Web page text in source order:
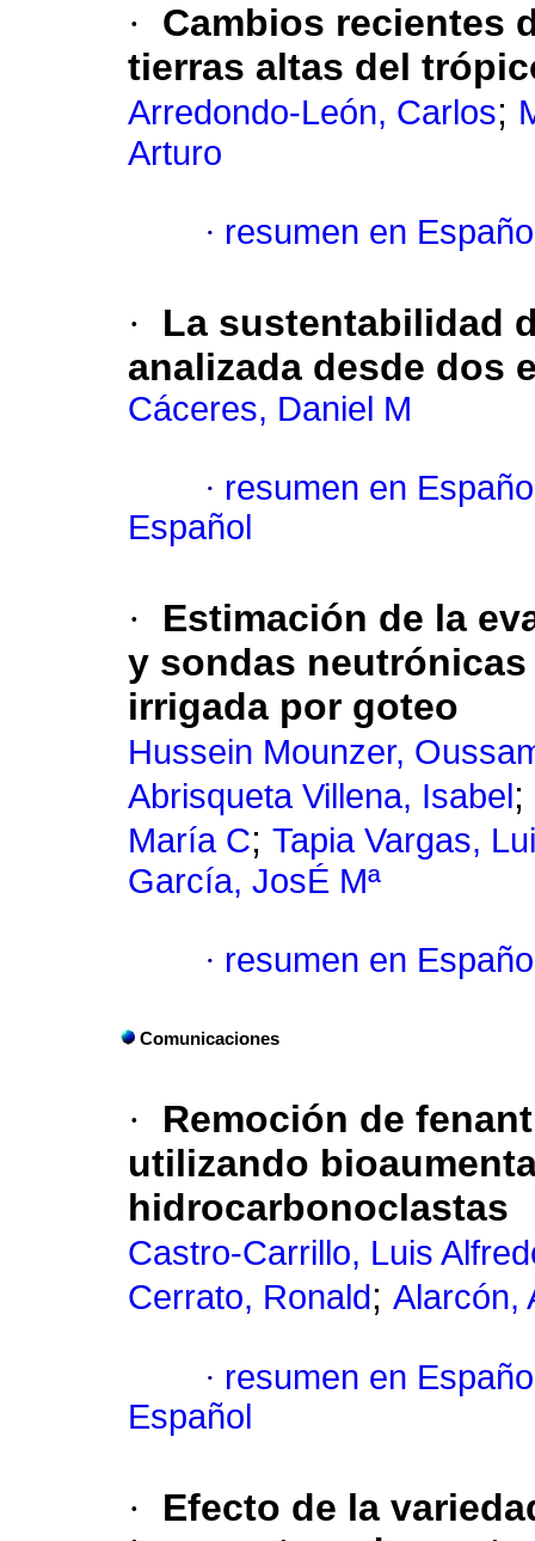
·
Cambios recientes
tierras altas del
Arredondo-León, Carlos;
Arturo
· resumen en
·
La sustentabilidad
analizada desde dos
Cáceres, Daniel M
· resumen en
Español
·
Estimación de la
y sondas
irrigada por goteo
Hussein Mounzer,
Abrisqueta Villena, Isabel ;
María C; Tapia Vargas,
García, JosÉ Mª
· resumen en
Comunicaciones
·
Remoción de
utilizando
hidrocarbonoclastas
Castro-Carrillo, Luis
Cerrato, Ronald ; Alarcón,
· resumen en
Español
·
Efecto de la